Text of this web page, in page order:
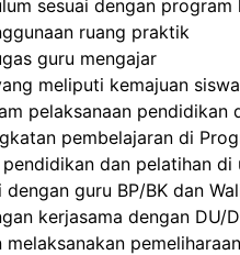
sesuai dengan
ruang praktik
guru mengajar
meliputi kemajuan
pelaksanaan pendidikan
pembelajaran di
dan pelatihan di
guru BP/BK dan
kerjasama dengan DU/